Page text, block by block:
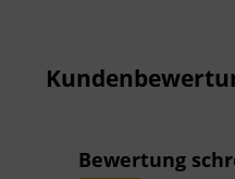
Bewertung